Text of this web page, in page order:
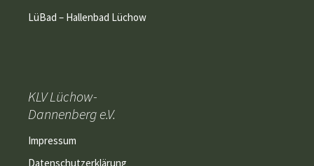
LüBad – Hallenbad Lüchow
KLV Lüchow-
Dannenberg e.V.
Impressum
Datenschutzerklärung